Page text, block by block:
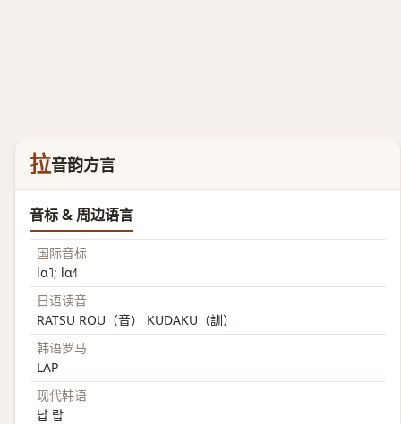
拉音韵方言
音标 & 周边语言
国际音标
lɑ˥; lɑ˧˥
日语读音
RATSU ROU（音） KUDAKU（訓）
韩语罗马
LAP
现代韩语
납 랍